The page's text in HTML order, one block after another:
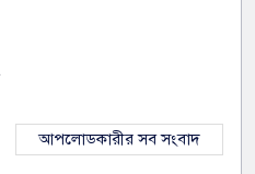
আপলোডকারীর সব সংবাদ